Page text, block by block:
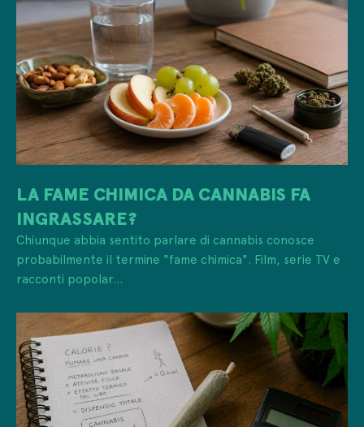
LA FAME CHIMICA DA CANNABIS FA
INGRASSARE?
Chiunque abbia sentito parlare di cannabis conosce
probabilmente il termine "fame chimica". Film, serie TV e
racconti popolar...